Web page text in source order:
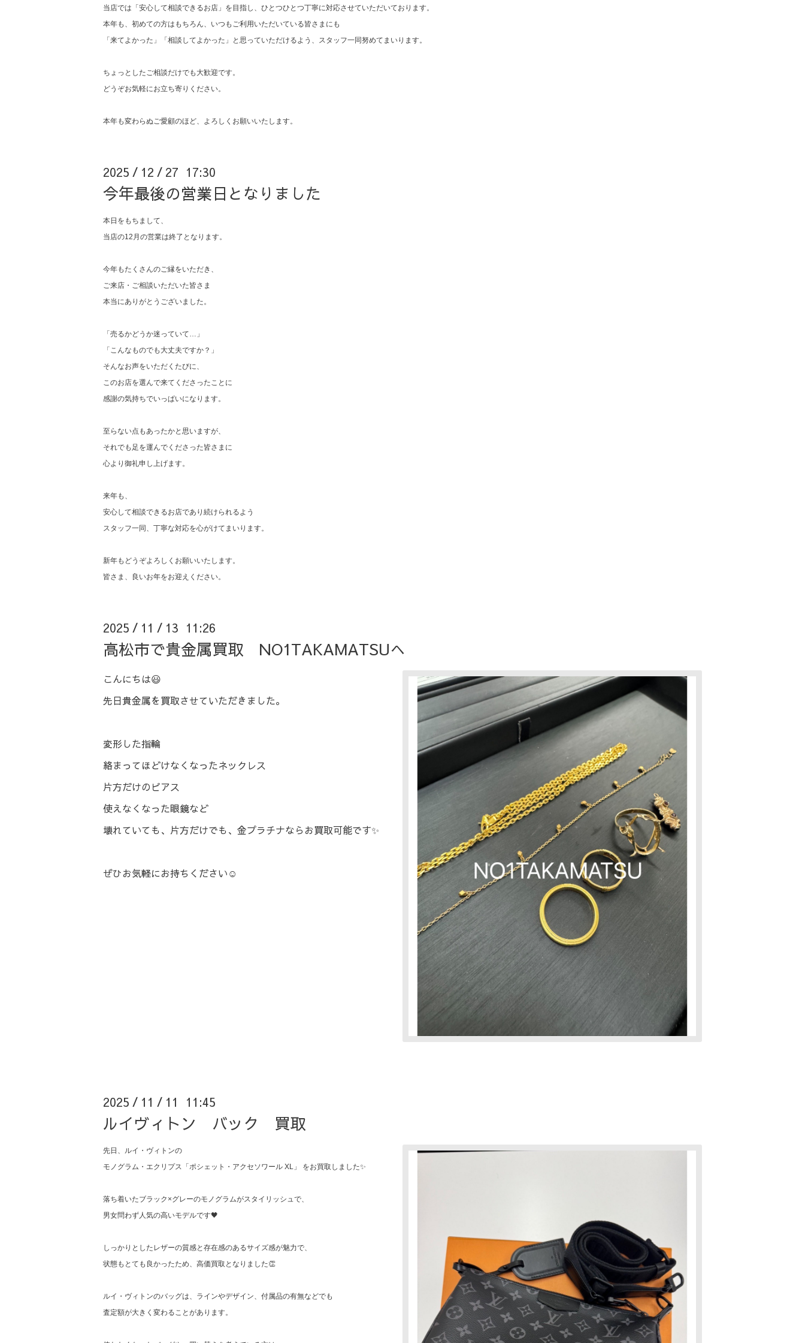
当店では「安心して相談できるお店」を目指し、ひとつひとつ丁寧に対応させていただいております。
本年も、初めての方はもちろん、いつもご利用いただいている皆さまにも
「来てよかった」「相談してよかった」と思っていただけるよう、スタッフ一同努めてまいります。
ちょっとしたご相談だけでも大歓迎です。
どうぞお気軽にお立ち寄りください。
本年も変わらぬご愛顧のほど、よろしくお願いいたします。
2025 / 12 / 27 17:30
今年最後の営業日となりました
本日をもちまして、
当店の12月の営業は終了となります。
今年もたくさんのご縁をいただき、
ご来店・ご相談いただいた皆さま
本当にありがとうございました。
「売るかどうか迷っていて…」
「こんなものでも大丈夫ですか？」
そんなお声をいただくたびに、
このお店を選んで来てくださったことに
感謝の気持ちでいっぱいになります。
至らない点もあったかと思いますが、
それでも足を運んでくださった皆さまに
心より御礼申し上げます。
来年も、
安心して相談できるお店であり続けられるよう
スタッフ一同、丁寧な対応を心がけてまいります。
新年もどうぞよろしくお願いいたします。
皆さま、良いお年をお迎えください。
2025 / 11 / 13 11:26
高松市で貴金属買取 NO1TAKAMATSUへ
こんにちは😃
先日貴金属を買取させていただきました。
変形した指輪
絡まってほどけなくなったネックレス
片方だけのピアス
使えなくなった眼鏡など
壊れていても、片方だけでも、金プラチナならお買取可能です✨
ぜひお気軽にお持ちください☺️
2025 / 11 / 11 11:45
ルイヴィトン バック 買取
先日、ルイ・ヴィトンの
モノグラム・エクリプス「ポシェット・アクセソワール XL」 をお買取しました✨
落ち着いたブラック×グレーのモノグラムがスタイリッシュで、
男女問わず人気の高いモデルです🖤
しっかりとしたレザーの質感と存在感のあるサイズ感が魅力で、
状態もとても良かったため、高価買取となりました👏
ルイ・ヴィトンのバッグは、ラインやデザイン、付属品の有無などでも
査定額が大きく変わることがあります。